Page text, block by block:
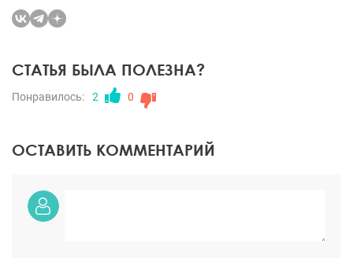
СТАТЬЯ БЫЛА ПОЛЕЗНА?
Понравилось: 2 0
ОСТАВИТЬ КОММЕНТАРИЙ